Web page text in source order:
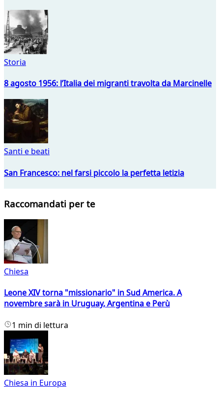
Storia
8 agosto 1956: l’Italia dei migranti travolta da Marcinelle
Santi e beati
San Francesco: nel farsi piccolo la perfetta letizia
Raccomandati per te
Chiesa
Leone XIV torna "missionario" in Sud America. A
novembre sarà in Uruguay, Argentina e Perù
1 min di lettura
Chiesa in Europa